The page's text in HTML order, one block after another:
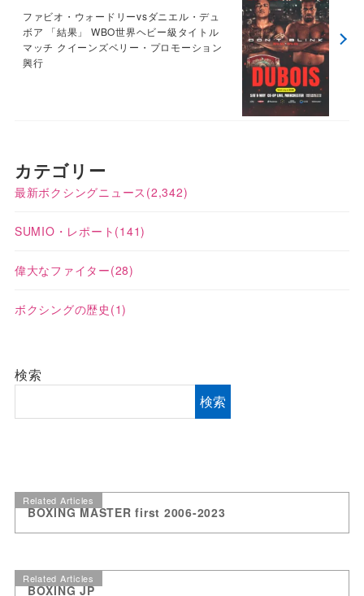
ファビオ・ウォードリーvsダニエル・デュ
ボア 「結果」 WBO世界ヘビー級タイトル
マッチ クイーンズベリー・プロモーション
興行
カテゴリー
最新ボクシングニュース (2,342)
SUMIO・レポート (141)
偉大なファイター(28)
ボクシングの歴史 (1)
検索
検索
Related Articles
BOXING MASTER first 2006-2023
Related Articles
BOXING JP